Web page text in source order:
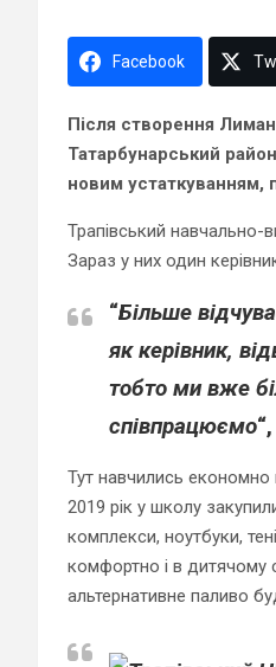
Facebook
Після створення
Татарбунарський
новим устаткуванням,
Трапівський навчально-
Зараз у них один
“Більше
як керівник,
тобто ми вже
співпрацюємо
Тут навчились економно
2019 рік у школу
комплекси, ноутбуки,
комфортно і в дитячому
альтернативне паливо